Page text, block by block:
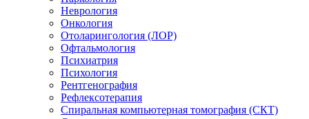
Неврология
Онкология
Отоларингология (ЛОР)
Офтальмология
Психиатрия
Психология
Рентгенография
Рефлексотерапия
Спиральная компьютерная томография (СКТ)